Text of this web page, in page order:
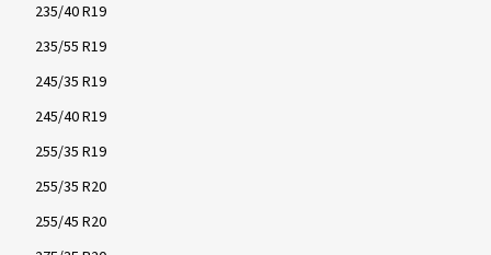
235/40 R19
235/55 R19
245/35 R19
245/40 R19
255/35 R19
255/35 R20
255/45 R20